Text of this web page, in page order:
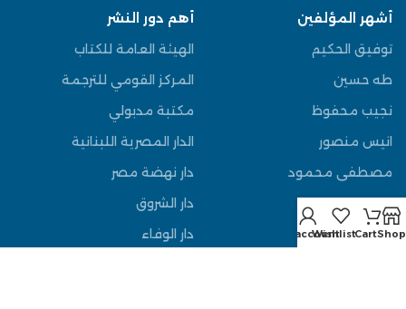
أشهر المؤلفين
توفيق الحكيم
طه حسين
نجيب محفوظ
انيس منصور
مصطفى محمود
عباس العقاد
يوسف السباعي
أهم دور النشر
الهيئة العامة للكتاب
المركز القومي للترجمة
مكتبة مدبولي
الدار المصرية اللبنانية
دار نهضة مصر
دار الشروق
دار الوفاء
Shop
Cart
Wishlist
My account